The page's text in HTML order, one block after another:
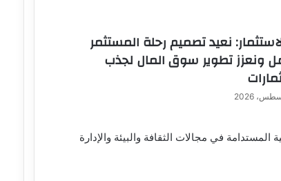
نعيد تصميم رحلة المستثمر
ونعزز تطوير سوق المال لجذب
في مجالات الثقافة والبيئة والإدارة